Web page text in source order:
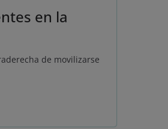
en la
de movilizarse